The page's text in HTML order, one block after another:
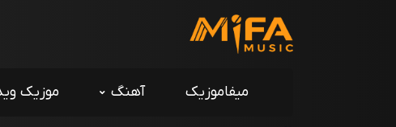
میفاموزیک آهنگ موزیک